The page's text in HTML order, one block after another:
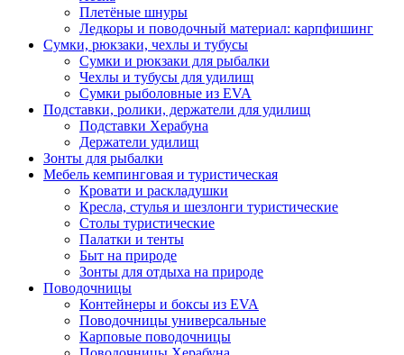
Плетёные шнуры
Ледкоры и поводочный материал: карпфишинг
Сумки, рюкзаки, чехлы и тубусы
Сумки и рюкзаки для рыбалки
Чехлы и тубусы для удилищ
Сумки рыболовные из EVA
Подставки, ролики, держатели для удилищ
Подставки Херабуна
Держатели удилищ
Зонты для рыбалки
Мебель кемпинговая и туристическая
Кровати и раскладушки
Кресла, стулья и шезлонги туристические
Столы туристические
Палатки и тенты
Быт на природе
Зонты для отдыха на природе
Поводочницы
Контейнеры и боксы из EVA
Поводочницы универсальные
Карповые поводочницы